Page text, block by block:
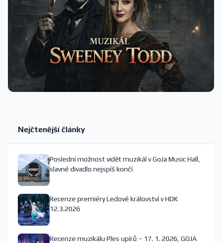
Nejčtenější články
Poslední možnost vidět muzikál v GoJa Music Hall,
slavné divadlo nejspíš končí
Recenze premiéry Ledové království v HDK
12.3.2026
Recenze muzikálu Ples upírů – 17. 1. 2026, GOJA